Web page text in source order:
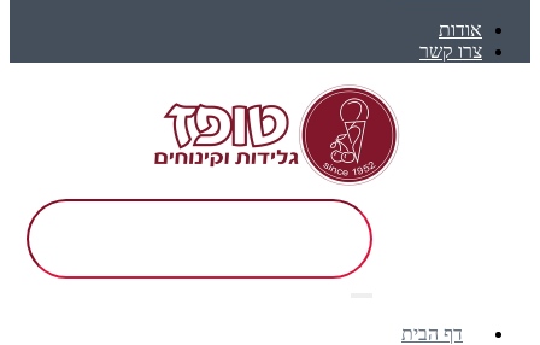
אודות
צרו קשר
דף הבית